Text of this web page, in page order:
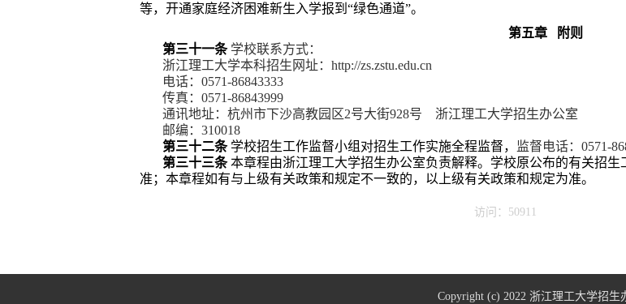
等， 开通家庭经济困难新生入学报到“绿色通道”。
第五章
附则
第三十一条 学校联系方式：
浙江理工大学本科招生网址： http://zs.zstu.edu.cn
电话： 0571-86843333
传真： 0571-86843999
通讯地址：杭州市下沙高教园区2号大街928号 浙江理工大学招生办公室
邮编： 310018
第三十二条 学校招生工作监督小组对招生工作实施全程监督， 监督电话： 0571-
第三十三条 本章程由浙江理工大学招生办公室负责解释。学校原公布的有关招
准；本章程如有与上级有关政策和规定不一致的，以上级有关政策和规定为准。
访问：50911
Copyright (c) 2022 浙江理工大学招生